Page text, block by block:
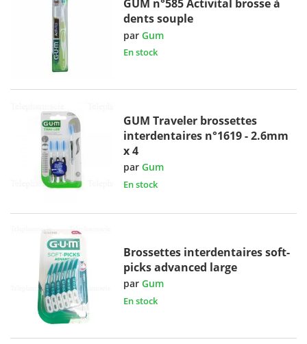
GUM n°585 Activital brosse à
dents souple
parGum
En stock
GUM Traveler brossettes
interdentaires n°1619 - 2.6mm
x 4
parGum
En stock
Brossettes interdentaires soft-
picks advanced large
parGum
En stock